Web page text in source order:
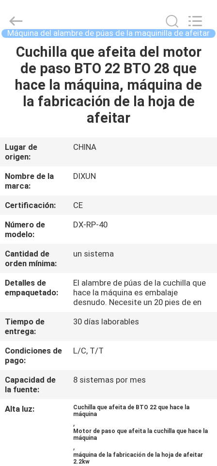
HOGAR
PRODUCTOS
DEMOSTRACIÓN
VR
SOBRE
NOSOTROS
VIAJE
DE
LA
DE
CALIDAD
ÉNTRENOS
EN
CONTACTO
Mesh
Products
Co.,
Ltd.
Reserved.
Máquina del alambre de púas de la maquinilla de afeitar
Cuchilla que afeita del motor
de paso BTO 22 BTO 28 que
hace la máquina, máquina de
la fabricación de la hoja de
afeitar
Lugar de
origen:
CHINA
Nombre de la
marca:
DIXUN
Certificación:
CE
Número de
modelo:
DX-RP-40
Cantidad de
orden mínima:
un sistema
Detalles de
empaquetado:
El alambre de púas de la cuchilla que
hace la máquina es embalaje
desnudo. Necesite un 20 pies de en
Tiempo de
entrega:
30 días laborables
Condiciones de
pago:
L/C, T/T
Capacidad de
la fuente:
8 sistemas por mes
Alta luz:
Cuchilla que afeita de BTO 22 que hace la
máquina
,
Motor de paso que afeita la cuchilla que hace la
máquina
,
máquina de la fabricación de la hoja de afeitar
2.2kw